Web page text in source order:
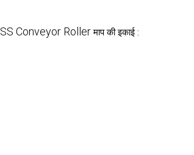
SS Conveyor Roller माप की इकाई :